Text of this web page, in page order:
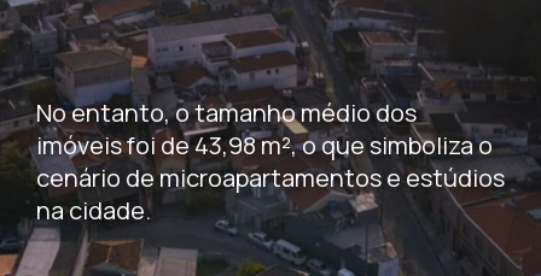
No entanto, o tamanho médio dos
imóveis foi de 43,98 m², o que simboliza o
cenário de microapartamentos e estúdios
na cidade.